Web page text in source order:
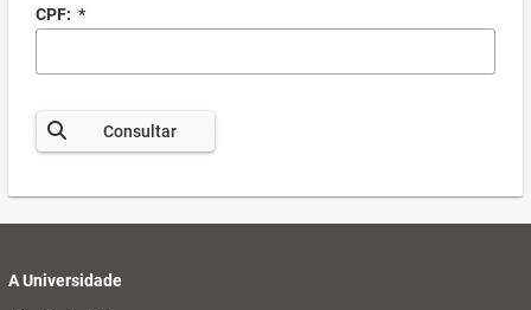
CPF: *
Consultar
A Universidade